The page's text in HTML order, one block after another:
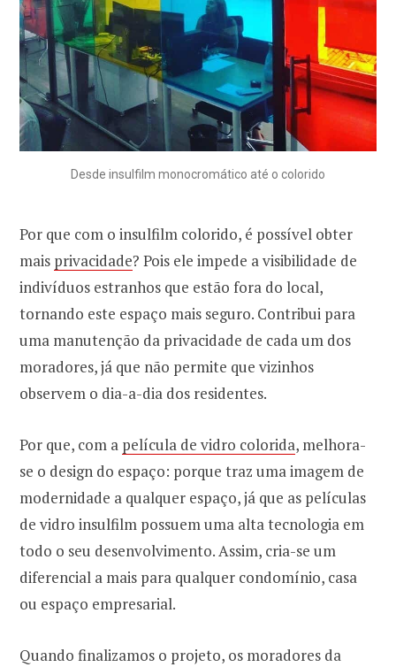
Desde insulfilm monocromático até o colorido
Por que com o insulfilm colorido, é possível obter
mais privacidade? Pois ele impede a visibilidade de
indivíduos estranhos que estão fora do local,
tornando este espaço mais seguro. Contribui para
uma manutenção da privacidade de cada um dos
moradores, já que não permite que vizinhos
observem o dia-a-dia dos residentes.
Por que, com a película de vidro colorida, melhora-
se o design do espaço: porque traz uma imagem de
modernidade a qualquer espaço, já que as películas
de vidro insulfilm possuem uma alta tecnologia em
todo o seu desenvolvimento. Assim, cria-se um
diferencial a mais para qualquer condomínio, casa
ou espaço empresarial.
Quando finalizamos o projeto, os moradores da